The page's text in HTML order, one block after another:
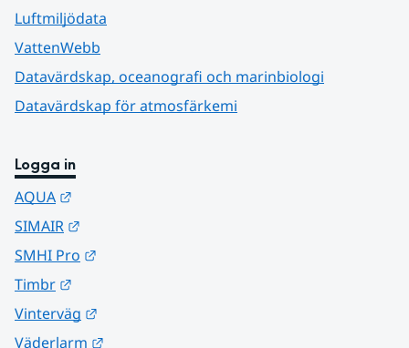
Luftmiljödata
VattenWebb
Datavärdskap, oceanografi och marinbiologi
Datavärdskap för atmosfärkemi
Logga in
AQUA
SIMAIR
SMHI Pro
Timbr
Vinterväg
Väderlarm